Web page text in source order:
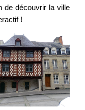
de découvrir la ville
!